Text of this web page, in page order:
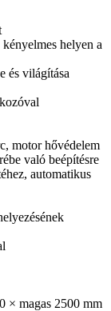
helyen a
és világítása
motor hővédelem
való beépítésre
automatikus
× magas 2500 mm